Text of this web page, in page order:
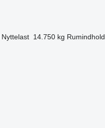
Nyttelast 14.750 kg Rumindhold